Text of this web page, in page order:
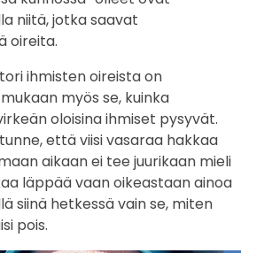
niitä, jotka saavat
oireita.
ihmisten oireista on
myös se, kuinka
oloisina ihmiset pysyvät.
että viisi vasaraa hakkaa
aikaan ei tee juurikaan mieli
läppää vaan oikeastaan ainoa
siinä hetkessä vain se, miten
pois.